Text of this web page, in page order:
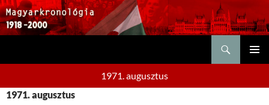
1971. augusztus
1971. augusztus